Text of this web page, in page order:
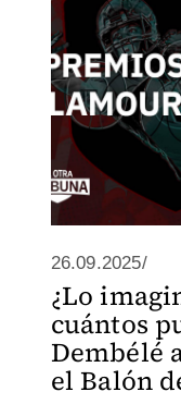
26.09.2025/
¿Lo
cuántos
Dembélé
el Balón